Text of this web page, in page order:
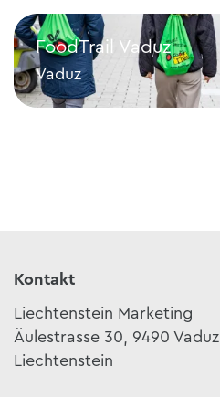
FoodTrail Vaduz
Vaduz
FoodTrail Vaduz
Kontakt
Liechtenstein Marketing
Äulestrasse 30, 9490 Vaduz
Liechtenstein